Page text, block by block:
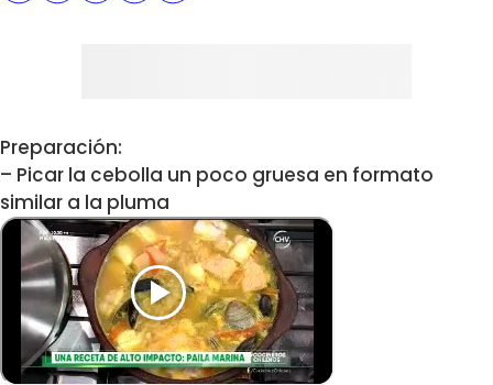
Preparación:
– Picar la cebolla un poco gruesa en formato
similar a la pluma